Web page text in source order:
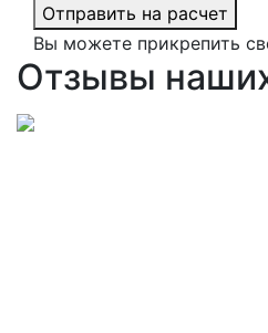
Отправить на расчет
Вы можете прикрепить
Отзывы